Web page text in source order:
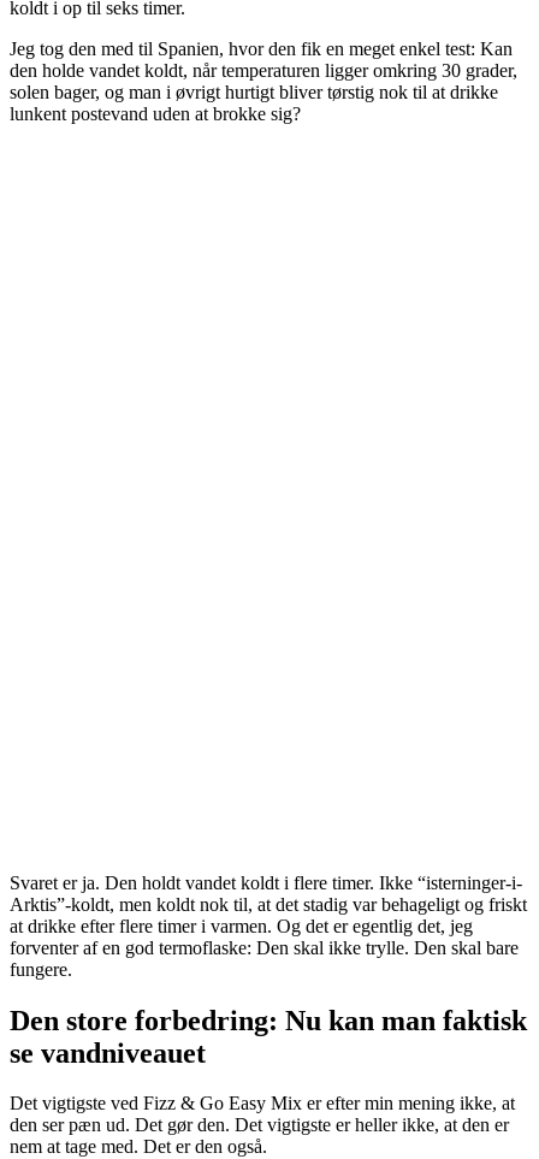
koldt i op til seks timer.
Jeg tog den med til Spanien, hvor den fik en meget enkel test: Kan
den holde vandet koldt, når temperaturen ligger omkring 30 grader,
solen bager, og man i øvrigt hurtigt bliver tørstig nok til at drikke
lunkent postevand uden at brokke sig?
Svaret er ja. Den holdt vandet koldt i flere timer. Ikke “isterninger-i-
Arktis”-koldt, men koldt nok til, at det stadig var behageligt og friskt
at drikke efter flere timer i varmen. Og det er egentlig det, jeg
forventer af en god termoflaske: Den skal ikke trylle. Den skal bare
fungere.
Den store forbedring: Nu kan man faktisk
se vandniveauet
Det vigtigste ved Fizz & Go Easy Mix er efter min mening ikke, at
den ser pæn ud. Det gør den. Det vigtigste er heller ikke, at den er
nem at tage med. Det er den også.